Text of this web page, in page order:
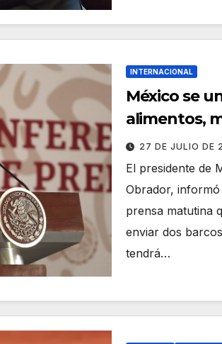
INTERNACIONAL
México se
alimentos,
Cuba
27 DE JULIO DE
El presidente de
Obrador,
prensa matutina
enviar dos
tendrá…